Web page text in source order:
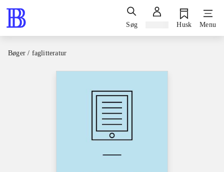
Søg Husk Menu
Bøger / faglitteratur